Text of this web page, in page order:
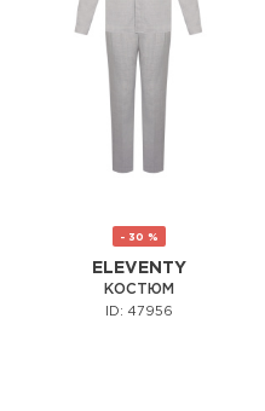
- 30 %
ELEVENTY
КОСТЮМ
ID: 47956